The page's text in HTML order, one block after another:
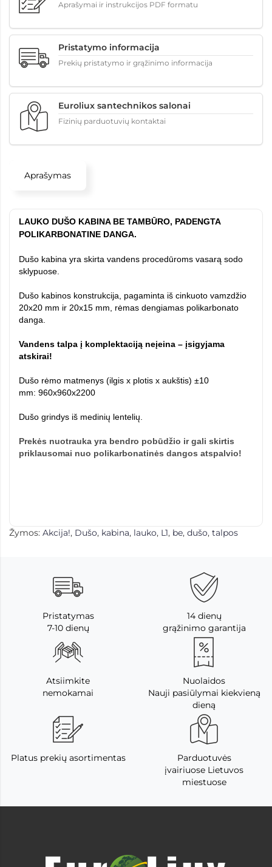
Aprašymai ir instrukcijos PDF formatu
Pristatymo informacija
Prekių pristatymo ir grąžinimo informacija
Euroliux santechnikos salonai
Fizinių parduotuvių kontaktai
Aprašymas
LAUKO DUŠO KABINA BE TAMBŪRO, PADENGTA
POLIKARBONATINE DANGA.
Dušo kabina yra skirta vandens procedūroms vasarą sodo
sklypuose.
Dušo kabinos konstrukcija, pagaminta iš cinkuoto vamzdžio
20x20 mm ir 20x15 mm, rėmas dengiamas polikarbonato
danga.
Vandens talpa į komplektaciją neįeina – įsigyjama
atskirai!
Dušo rėmo matmenys (ilgis x plotis x aukštis) ±10
mm: 960х960х2200
Dušo grindys iš medinių lentelių.
Prekės nuotrauka yra bendro pobūdžio ir gali skirtis
priklausomai nuo polikarbonatinės dangos atspalvio!
Žymos: Akcija!, Dušo, kabina, lauko, L1, be, dušo, talpos
Pristatymas
7-10 dienų
14 dienų
grąžinimo garantija
Atsiimkite
nemokamai
Nuolaidos
Nauji pasiūlymai kiekvieną
dieną
Platus prekių asortimentas
Parduotuvės
įvairiuose Lietuvos
miestuose